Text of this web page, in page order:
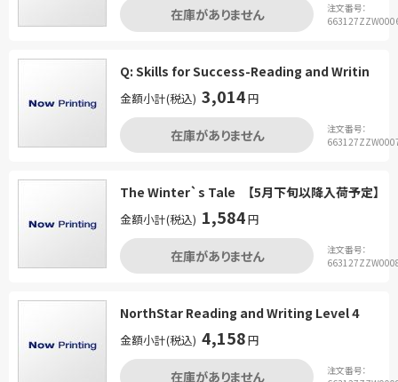
在庫がありません
注文番号：
Q: Skills for Success-Reading and Writin
金額小計(税込) 3,014円
在庫がありません
注文番号：
The Winter`s Tale 【5月下旬以降入荷予定】
金額小計(税込) 1,584円
在庫がありません
注文番号：
NorthStar Reading and Writing Level 4
金額小計(税込) 4,158円
在庫がありません
注文番号：